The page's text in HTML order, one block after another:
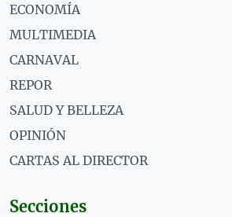
ECONOMÍA
MULTIMEDIA
CARNAVAL
REPOR
SALUD Y BELLEZA
OPINIÓN
CARTAS AL DIRECTOR
Secciones